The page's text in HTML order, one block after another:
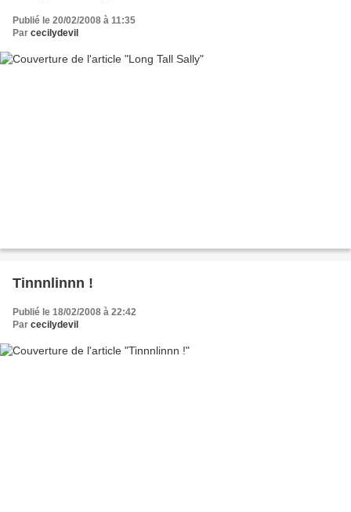
Publié le 20/02/2008 à 11:35
Par cecilydevil
Tinnnlinnn !
Publié le 18/02/2008 à 22:42
Par cecilydevil